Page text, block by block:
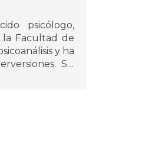
psicólogo,
la Facultad de
y ha
Su
lo llevó a